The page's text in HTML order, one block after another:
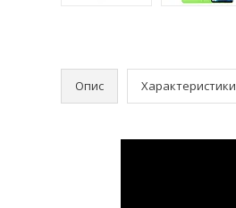
Опис Характеристики